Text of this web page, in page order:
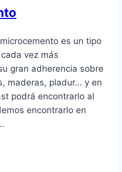
es un tipo
vez más
gran adherencia sobre
maderas, pladur… y en
podrá encontrarlo al
encontrarlo en